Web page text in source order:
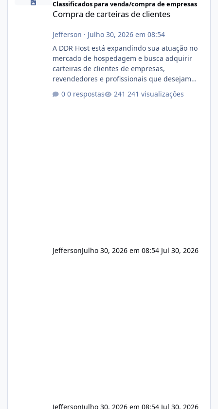
Classificados para venda/compra de empresas
Compra de carteiras de clientes
Jefferson · Julho 30, 2026 em 08:54
A DDR Host está expandindo sua atuação no
mercado de hospedagem e busca adquirir
carteiras de clientes de empresas,
revendedores e profissionais que desejam
operação. Se você possui clientes ativos de
0 respostas 241 visualizações
JeffersonJulho 30, 2026 em 08:54 Jul 30, 2026
JeffersonJulho 30, 2026 em 08:54 Jul 30, 2026